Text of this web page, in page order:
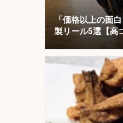
「価格以上の面
製リール5選【高